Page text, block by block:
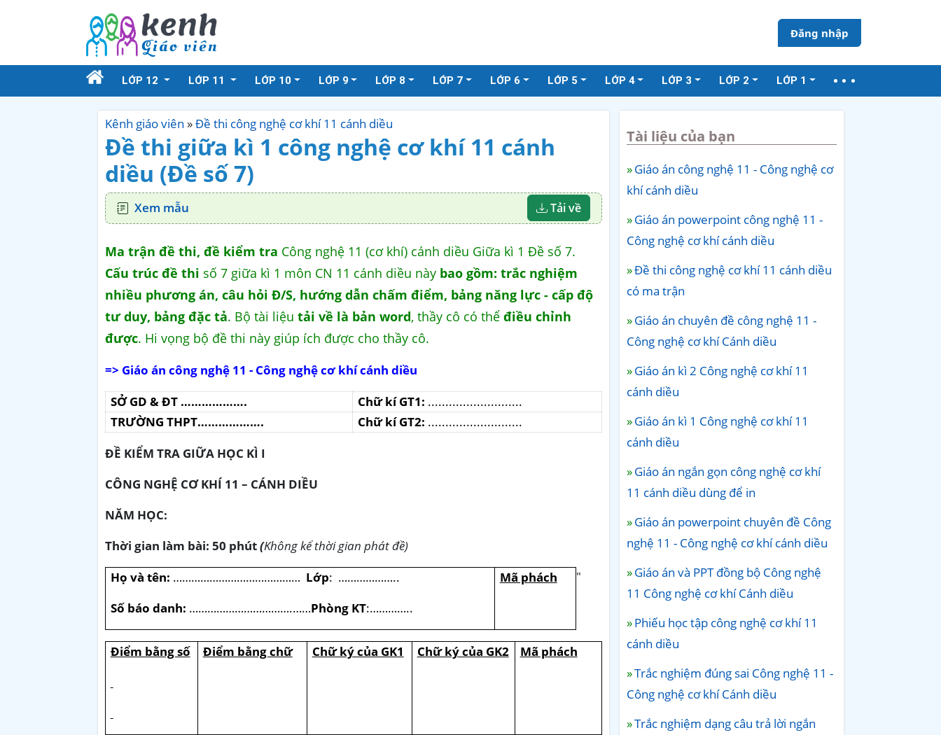
Đăng nhập
LỚP 12 LỚP 11 LỚP 10 LỚP 9 LỚP 8 LỚP 7 LỚP 6 LỚP 5 LỚP 4 LỚP 3 LỚP 2 LỚP 1
Kênh giáo viên »Đề thi công nghệ cơ khí 11 cánh diều
Đề thi giữa kì 1 công nghệ cơ khí 11 cánh
diều (Đề số 7)
Xem mẫu Tải về
Ma trận đề thi, đề kiểm tra Công nghệ 11 (cơ khí) cánh diều Giữa kì 1 Đề số 7.
Cấu trúc đề thi số 7 giữa kì 1 môn CN 11 cánh diều này bao gồm: trắc nghiệm
nhiều phương án, câu hỏi Đ/S, hướng dẫn chấm điểm, bảng năng lực - cấp độ
tư duy, bảng đặc tả. Bộ tài liệu tải về là bản word, thầy cô có thể điều chỉnh
được. Hi vọng bộ đề thi này giúp ích được cho thầy cô.
=> Giáo án công nghệ 11 - Công nghệ cơ khí cánh diều
SỞ GD & ĐT ……………….
Chữ kí GT1: ...........................
TRƯỜNG THPT……………….
Chữ kí GT2: ...........................
ĐỀ KIỂM TRA GIỮA HỌC KÌ I
CÔNG NGHỆ CƠ KHÍ 11 – CÁNH DIỀU
NĂM HỌC:
Thời gian làm bài: 50 phút(Không kể thời gian phát đề)
Họ và tên: …………………………………… Lớp: ………………..
Số báo danh: …………………………….……Phòng KT:…………..
Mã phách "
Điểm bằng số Điểm bằng chữ Chữ ký của GK1 Chữ ký của GK2 Mã phách
Tài liệu của bạn
Giáo án công nghệ 11 - Công nghệ cơ
khí cánh diều
Giáo án powerpoint công nghệ 11 -
Công nghệ cơ khí cánh diều
Đề thi công nghệ cơ khí 11 cánh diều
có ma trận
Giáo án chuyên đề công nghệ 11 -
Công nghệ cơ khí Cánh diều
Giáo án kì 2 Công nghệ cơ khí 11
cánh diều
Giáo án kì 1 Công nghệ cơ khí 11
cánh diều
Giáo án ngắn gọn công nghệ cơ khí
11 cánh diều dùng để in
Giáo án powerpoint chuyên đề Công
nghệ 11 - Công nghệ cơ khí cánh diều
Giáo án và PPT đồng bộ Công nghệ
11 Công nghệ cơ khí Cánh diều
Phiếu học tập công nghệ cơ khí 11
cánh diều
Trắc nghiệm đúng sai Công nghệ 11 -
Công nghệ cơ khí Cánh diều
Trắc nghiệm dạng câu trả lời ngắn